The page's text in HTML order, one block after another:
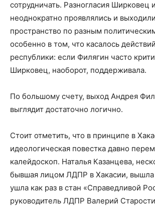
сотрудничать. Разногласия Ширковец
неоднократно проявлялись и
пространство по разным
особенно в том, что касалось
республики: если Филягин часто
Ширковец, наоборот, поддерживала.
По большому счету, выход Андрея
выглядит достаточно логично.
Стоит отметить, что в принципе в
идеологическая повестка давно
калейдоскоп. Наталья Казанцева,
бывшая лицом ЛДПР в Хакасии, вышла
ушла как раз в стан «Справедливой
руководитель ЛДПР Валерий